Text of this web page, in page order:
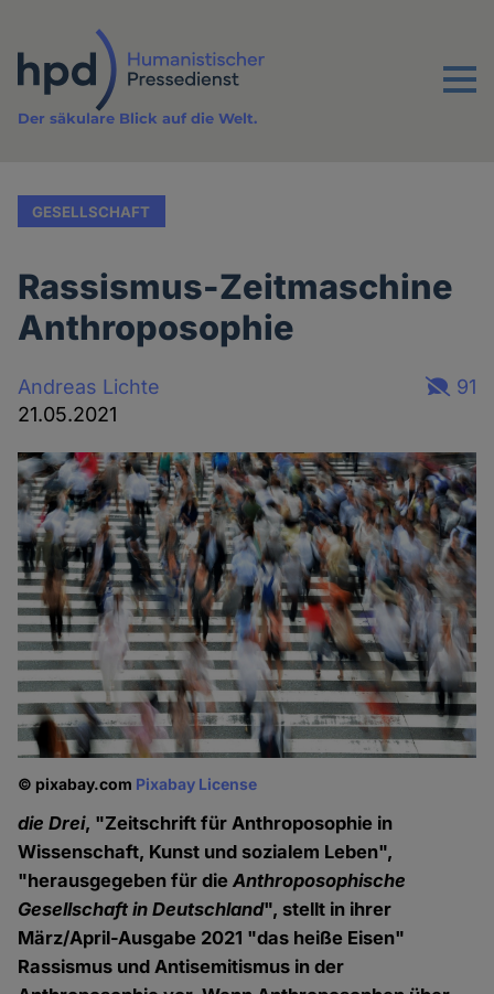
Inhalt
Menu
Der säkulare Blick auf die Welt.
GESELLSCHAFT
Rassismus-Zeitmaschine
Anthroposophie
Andreas Lichte
21.05.2021
91
© pixabay.com Pixabay License
die Drei, "Zeitschrift für Anthroposophie in
Wissenschaft, Kunst und sozialem Leben",
"herausgegeben für dieAnthroposophische
Gesellschaft in Deutschland", stellt in ihrer
März/April-Ausgabe 2021 "das heiße Eisen"
Rassismus und Antisemitismus in der